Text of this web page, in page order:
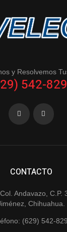
y Resolvemos
542-
CONTACTO
Andavazo, C.P.
Chihuahua.
(629) 542-